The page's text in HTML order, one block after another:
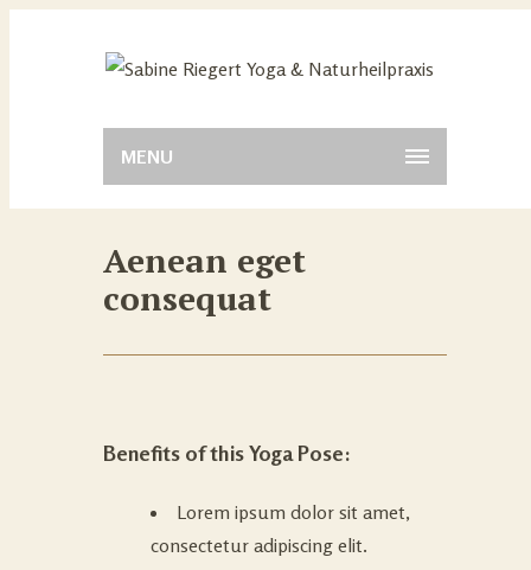
MENU
Aenean eget
consequat
Benefits of this Yoga Pose:
Lorem ipsum dolor sit amet,
consectetur adipiscing elit.